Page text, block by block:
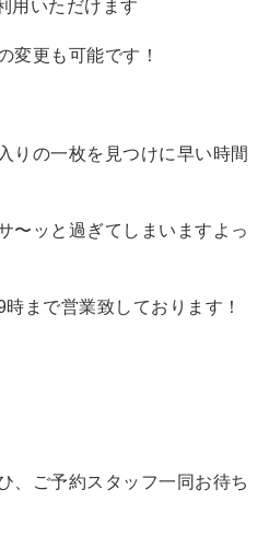
用いただけます
変更も可能です！
りの一枚を見つけに早い時間
〜ッと過ぎてしまいますよっ
まで営業致しております！
、ご予約スタッフ一同お待ち